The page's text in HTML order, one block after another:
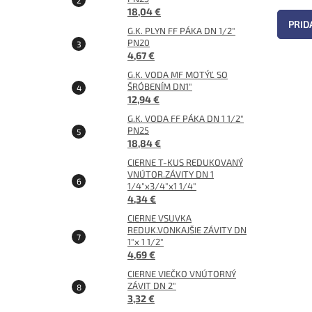
18,04 €
G.K. PLYN FF PÁKA DN 1/2"
PN20
4,67 €
G.K. VODA MF MOTÝĽ SO
ŠRÓBENÍM DN1"
12,94 €
G.K. VODA FF PÁKA DN 1 1/2"
PN25
18,84 €
CIERNE T-KUS REDUKOVANÝ
VNÚTOR.ZÁVITY DN 1
1/4"x3/4"x1 1/4"
4,34 €
CIERNE VSUVKA
REDUK.VONKAJŠIE ZÁVITY DN
1"x 1 1/2"
4,69 €
CIERNE VIEČKO VNÚTORNÝ
ZÁVIT DN 2"
3,32 €